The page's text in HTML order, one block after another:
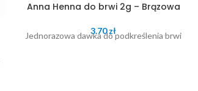
Anna Henna do brwi 2g – Brązowa
3.70zł
Jednorazowa dawka do podkreślenia brwi